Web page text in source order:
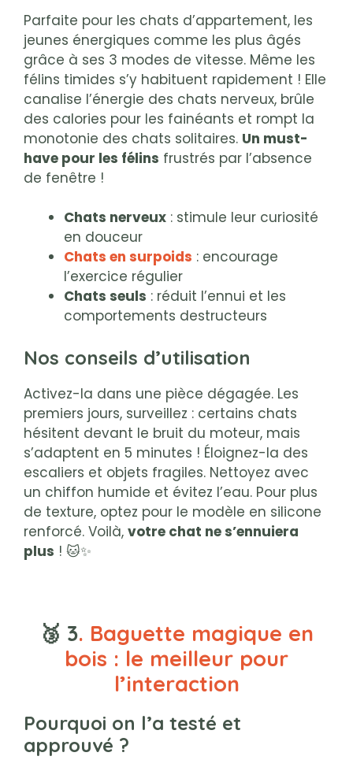
Parfaite pour les chats d’appartement, les
jeunes énergiques comme les plus âgés
grâce à ses 3 modes de vitesse. Même les
félins timides s’y habituent rapidement ! Elle
canalise l’énergie des chats nerveux, brûle
des calories pour les fainéants et rompt la
monotonie des chats solitaires. Un must-
have pour les félins frustrés par l’absence
de fenêtre !
Chats nerveux : stimule leur curiosité
en douceur
Chats en surpoids : encourage
l’exercice régulier
Chats seuls : réduit l’ennui et les
comportements destructeurs
Nos conseils d’utilisation
Activez-la dans une pièce dégagée. Les
premiers jours, surveillez : certains chats
hésitent devant le bruit du moteur, mais
s’adaptent en 5 minutes ! Éloignez-la des
escaliers et objets fragiles. Nettoyez avec
un chiffon humide et évitez l’eau. Pour plus
de texture, optez pour le modèle en silicone
renforcé. Voilà, votre chat ne s’ennuiera
plus ! 🐱✨
🥉 3. Baguette magique en
bois : le meilleur pour
l’interaction
Pourquoi on l’a testé et
approuvé ?